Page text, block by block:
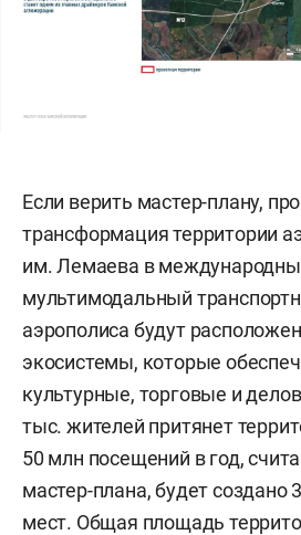
Если верить мастер-плану,
трансформация территории
им. Лемаева в
мультимодальный
аэрополиса будут
экосистемы, которые
культурные, торговые и
тыс. жителей притянет
50 млн посещений в год,
мастер-плана, будет создано
мест. Общая площадь